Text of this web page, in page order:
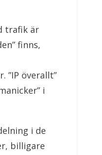
trafik är
finns,
”IP överallt”
i
i de
billigare